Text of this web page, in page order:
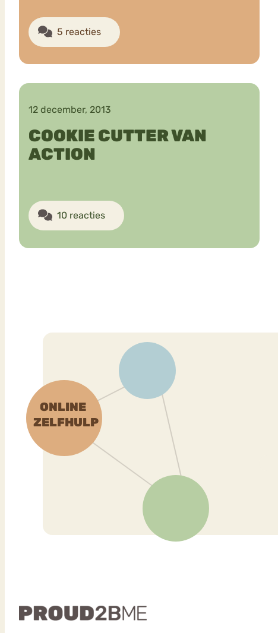
5 reacties
12 december, 2013
COOKIE CUTTER VAN
ACTION
10 reacties